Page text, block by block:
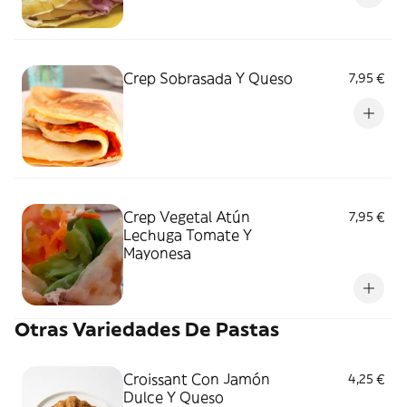
Crep Sobrasada Y Queso 7,95 €
Crep Vegetal Atún
Lechuga Tomate Y
Mayonesa
7,95 €
Otras Variedades De Pastas
Croissant Con Jamón
Dulce Y Queso
4,25 €